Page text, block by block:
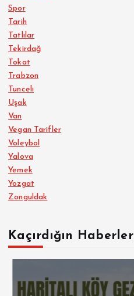
Spor
Tarih
Tatlılar
Tekirdağ
Tokat
Trabzon
Tunceli
Uşak
Van
Vegan Tarifler
Voleybol
Yalova
Yemek
Yozgat
Zonguldak
Kaçırdığın Haberler